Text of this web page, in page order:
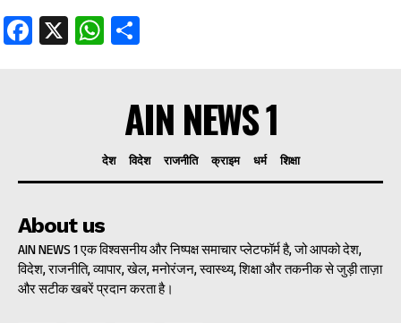
Facebook
X WhatsApp
AIN NEWS 1
देश विदेश राजनीति क्राइम धर्म शिक्षा
About us
AIN NEWS 1 एक विश्वसनीय और निष्पक्ष समाचार प्लेटफॉर्म है, जो आपको देश,
विदेश, राजनीति, व्यापार, खेल, मनोरंजन, स्वास्थ्य, शिक्षा और तकनीक से जुड़ी ताज़ा
और सटीक खबरें प्रदान करता है।